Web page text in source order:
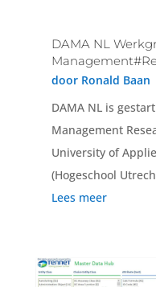
DAMA NL
door Ronald Baan
DAMA NL is
Management
University of
(Hogeschool
Lees meer